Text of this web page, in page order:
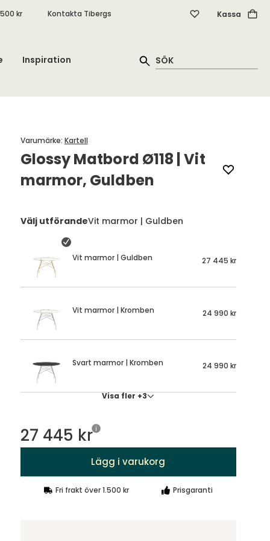
kr Kontakta Tibergs Kassa
Inspiration
Glossy Matbord Ø118 | Vit
marmor, Guldben
Varumärke: Kartell
Välj utförandeVit marmor | Guldben
Vit marmor | Guldben 27 445 kr
Vit marmor | Kromben 24 990 kr
Svart marmor | Kromben 24 990 kr
Visa fler +3
27 445 kr
Lägg i varukorg
Fri frakt över 1.500 kr Prisgaranti